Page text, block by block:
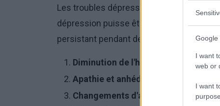
Google
I want
web or
I want
Les troubles dépressifs font
dépression puisse être posé, le patient
persistant pendant deux semaines. Les
Diminution de l'humeur
Apathie et anhédonie
Changements d'appétit et de poids